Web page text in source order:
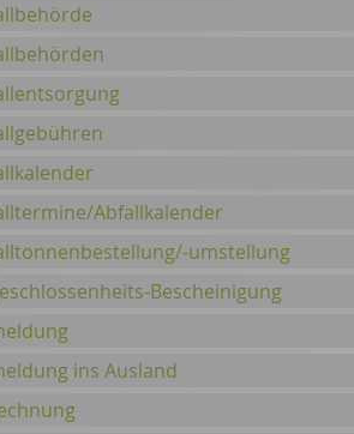
Abfallkalender
umstellung
Bescheinigung
ins Ausland